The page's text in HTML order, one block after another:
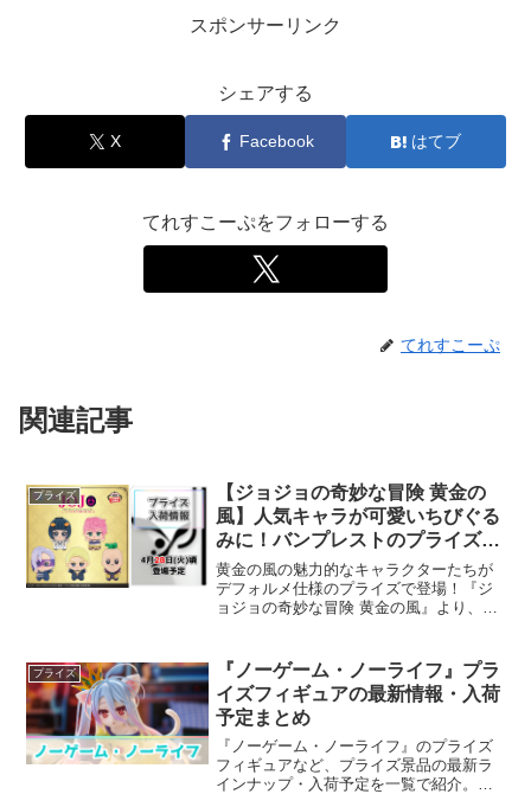
スポンサーリンク
シェアする
X Facebook はてブ
てれすこーぷをフォローする
てれすこーぷ
関連記事
プライズ
【ジョジョの奇妙な冒険 黄金の
風】人気キャラが可愛いちびぐる
みに！バンプレストのプライズか
ら待望の連続リリース！
黄金の風の魅力的なキャラクターたちが
デフォルメ仕様のプライズで登場！『ジ
ョジョの奇妙な冒険 黄金の風』より、フ
として定評のある、大注目のちびぐるみ
の新作アイテムが展開さ...
プライズ
『ノーゲーム・ノーライフ』プラ
イズフィギュアの最新情報・入荷
予定まとめ
『ノーゲーム・ノーライフ』のプライズ
フィギュアなど、プライズ景品の最新ラ
インナップ・入荷予定を一覧で紹介。人